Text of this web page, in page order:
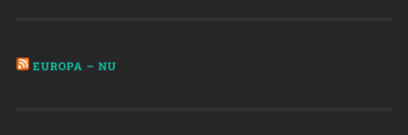
EUROPA – NU